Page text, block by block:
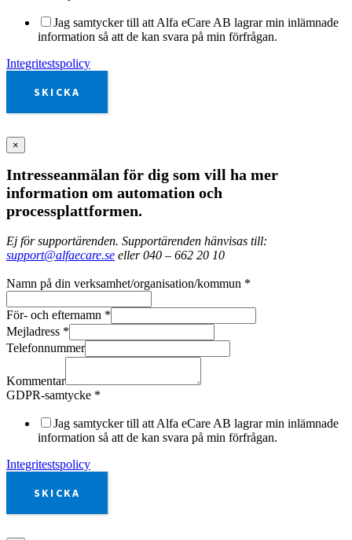
Jag samtycker till att Alfa eCare AB lagrar min inlämnade
information så att de kan svara på min förfrågan.
Integritestspolicy
SKICKA
×
Intresseanmälan för dig som vill ha mer
information om automation och
processplattformen.
Ej för supportärenden. Supportärenden hänvisas till:
support@alfaecare.se eller 040 – 662 20 10
Namn på din verksamhet/organisation/kommun *
För- och efternamn *
Mejladress *
Telefonnummer
Kommentar
GDPR-samtycke *
Jag samtycker till att Alfa eCare AB lagrar min inlämnade
information så att de kan svara på min förfrågan.
Integritestspolicy
SKICKA